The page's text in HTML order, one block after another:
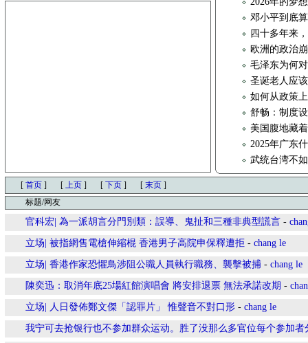
邓小平到底
四十多年来
欧洲的政治
毛泽东为何
圣诞老人应
如何从政策
舒畅：制度
美国腹地藏
2025年广东
武统台湾不
[ 首页 ] [ 上页 ] [ 下页 ] [ 末页 ]
标题/网友
官科宏| 為一派胡言分門別類：誤導、鬼扯和三種非典型謊言 -
立场| 被指網售電槍伸縮棍 香港男子高院申保釋遭拒 - chang le
立场| 香港作家恐懼鳥涉阻公職人員執行職務、襲擊被捕 - chang le
陳奕迅：取消年底25場紅館演唱會 將安排退票 無法承諾改期 -
立场| 人日發佈鄭文傑「認罪片」 惟聲音不對口形 - chang le
我宁可去抢银行也不参加群众运动。胜了没那么多官位每个参加者